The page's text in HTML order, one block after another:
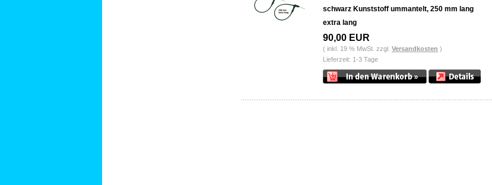
schwarz Kunststoff ummantelt, 250 mm lang
extra lang
90,00 EUR
( inkl. 19 % MwSt. zzgl. Versandkosten )
Lieferzeit: 1-3 Tage